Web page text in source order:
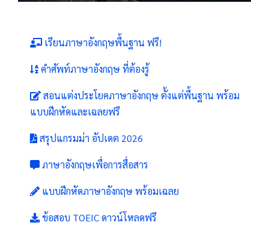
เรียนภาษาอังกฤษพื้นฐาน ฟรี!
คำศัพท์ภาษาอังกฤษ ที่ต้องรู้
สอนแต่งประโยคภาษาอังกฤษ ตั้งแต่พื้นฐาน พร้อม
แบบฝึกหัดและเฉลยฟรี
สรุปแกรมม่า อัปเดต 2026
ภาษาอังกฤษเพื่อการสื่อสาร
แบบฝึกหัดภาษาอังกฤษ พร้อมเฉลย
ข้อสอบ TOEIC ดาวน์โหลดฟรี